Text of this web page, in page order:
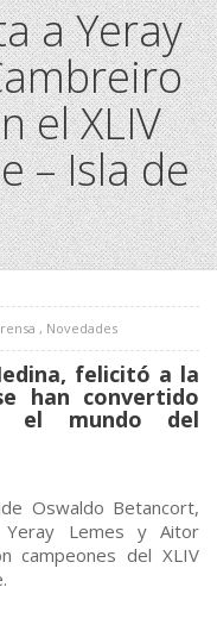
a Yeray
el XLIV
– Isla de
, Novedades
felicitó a la
han convertido
el mundo del
Oswaldo Betancort,
Lemes y Aitor
campeones del XLIV